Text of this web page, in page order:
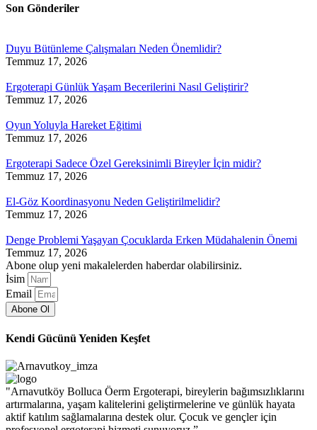
Son Gönderiler
Duyu Bütünleme Çalışmaları Neden Önemlidir?
Temmuz 17, 2026
Ergoterapi Günlük Yaşam Becerilerini Nasıl Geliştirir?
Temmuz 17, 2026
Oyun Yoluyla Hareket Eğitimi
Temmuz 17, 2026
Ergoterapi Sadece Özel Gereksinimli Bireyler İçin midir?
Temmuz 17, 2026
El-Göz Koordinasyonu Neden Geliştirilmelidir?
Temmuz 17, 2026
Denge Problemi Yaşayan Çocuklarda Erken Müdahalenin Önemi
Temmuz 17, 2026
Abone olup yeni makalelerden haberdar olabilirsiniz.
İsim
Email
Abone Ol
Kendi Gücünü Yeniden Keşfet
"Arnavutköy Bolluca Öerm Ergoterapi, bireylerin bağımsızlıklarını
artırmalarına, yaşam kalitelerini geliştirmelerine ve günlük hayata
aktif katılım sağlamalarına destek olur. Çocuk ve gençler için